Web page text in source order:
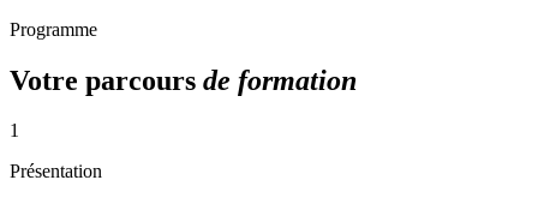
Programme
Votre parcours de formation
1
Présentation